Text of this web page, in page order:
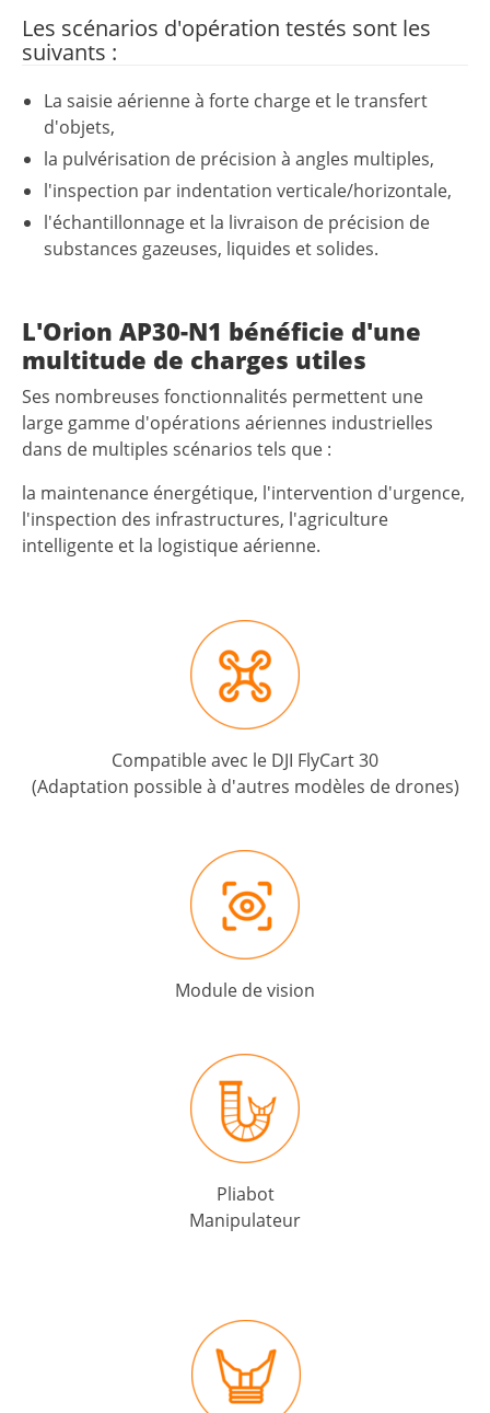
Les scénarios d'opération testés sont les
suivants :
La saisie aérienne à forte charge et le transfert
d'objets,
la pulvérisation de précision à angles multiples,
l'inspection par indentation verticale/horizontale,
l'échantillonnage et la livraison de précision de
substances gazeuses, liquides et solides.
L'Orion AP30-N1 bénéficie d'une
multitude de charges utiles
Ses nombreuses fonctionnalités permettent une
large gamme d'opérations aériennes industrielles
dans de multiples scénarios tels que :
la maintenance énergétique, l'intervention d'urgence,
l'inspection des infrastructures, l'agriculture
intelligente et la logistique aérienne.
Compatible avec le DJI FlyCart 30
(Adaptation possible à d'autres modèles de drones)
Module de vision
Pliabot
Manipulateur